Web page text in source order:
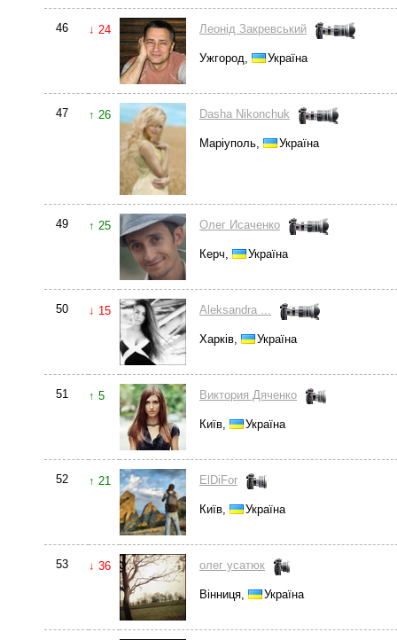
46 ↓ 24 Леонід Закревський
Ужгород, Україна
47 ↑ 26 Dasha Nikonchuk
Маріуполь, Україна
49 ↑ 25 Олег Исаченко
Керч, Україна
50 ↓ 15 Aleksandra ...
Харків, Україна
51 ↑ 5 Виктория Дяченко
Київ, Україна
52 ↑ 21 ElDiFor
Київ, Україна
53 ↓ 36 олег усатюк
Вінниця, Україна